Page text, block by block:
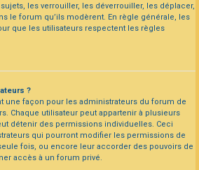
les verrouiller, les déverrouiller, les déplacer,
le forum qu’ils modèrent. En règle générale, les
que les utilisateurs respectent les règles
?
une façon pour les administrateurs du forum de
Chaque utilisateur peut appartenir à plusieurs
détenir des permissions individuelles. Ceci
qui pourront modifier les permissions de
fois, ou encore leur accorder des pouvoirs de
accès à un forum privé.